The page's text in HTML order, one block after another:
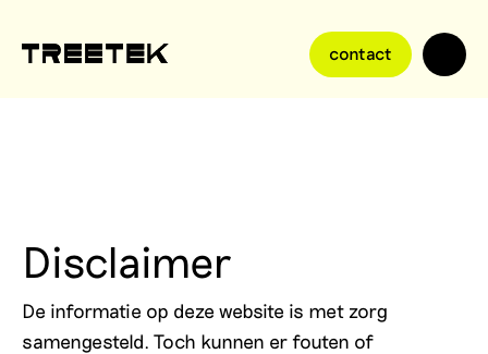
contact
Disclaimer
De informatie op deze website is met zorg
samengesteld. Toch kunnen er fouten of